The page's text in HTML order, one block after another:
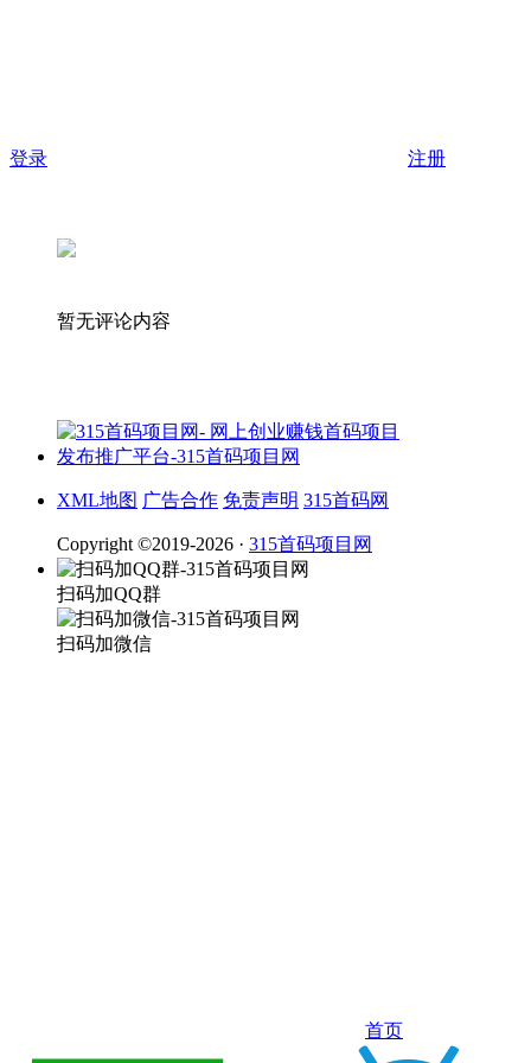
登录 注册
暂无评论内容
XML地图 广告合作 免责声明 315首码网
Copyright ©2019-2026 · 315首码项目网
扫码加QQ群
扫码加微信
首页